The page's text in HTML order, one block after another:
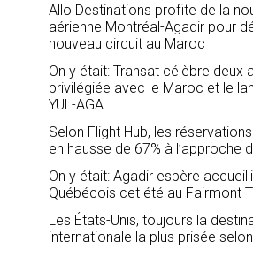
Allo Destinations profite de la
aérienne Montréal-Agadir pour
nouveau circuit au Maroc
On y était: Transat célèbre deux
privilégiée avec le Maroc et le
YUL-AGA
Selon Flight Hub, les
en hausse de 67% à l’approche
On y était: Agadir espère
Québécois cet été au Fairmont
Les États-Unis, toujours la
internationale la plus prisée